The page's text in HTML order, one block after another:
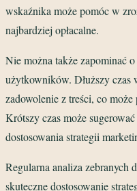
wskaźnika może pomóc w
najbardziej opłacalne.
Nie można także zapominać
użytkowników. Dłuższy czas
zadowolenie z treści, co
Krótszy czas może
dostosowania strategii
Regularna analiza zebranych
skuteczne dostosowanie